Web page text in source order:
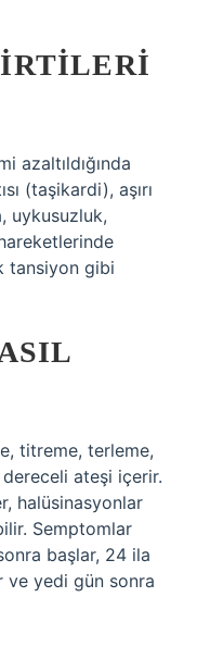
azaltıldığında
(taşikardi), aşırı
uykusuzluk,
tansiyon gibi
titreme, terleme,
dereceli ateşi içerir.
halüsinasyonlar
Semptomlar
başlar, 24 ila
ve yedi gün sonra